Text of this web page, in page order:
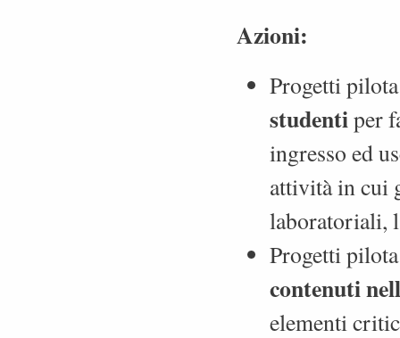
Azioni:
Progetti
studentiper
ingresso ed
attività in cui
laboratoriali,
Progetti
contenuti
elementi